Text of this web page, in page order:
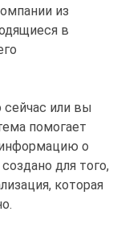
из
в
или вы
помогает
о
для того,
которая